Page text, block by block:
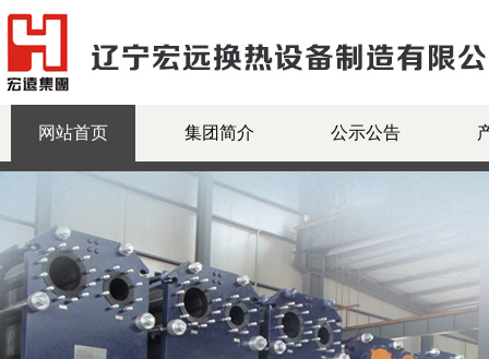
网站首页 集团简介 公示公告